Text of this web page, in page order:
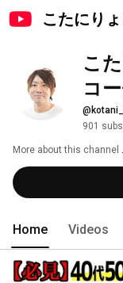
こたにり
こ
コ
901
More about this channel
Home Videos